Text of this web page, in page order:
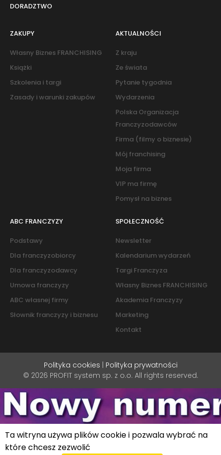
DORADZTWO
ZAKUPY
Własny Biznes FRANCHISING
Książki
Szkolenia i targi
Zasady i warunki zakupów
AKTUALNOŚCI
Z kraju
Ze świata
Pytanie tygodnia
Wydarzenia
Polska Organizacja
Franczyzodawców
Firma (filmy o biznesie)
Mój franchising
Moja firma
VIP ma firmę
Pomysł na biznes
ABC FRANCZYZY
Podstawy
Dla franczyzobiorcy
Dla franczyzodawcy
Umowa franczyzy
ABC własnej firmy
Słownik franczyzy i biznesu
SPOŁECZNOŚĆ
Newsletter
Kalendarium wydarzeń
Targi Franczyza
Własny Biznes FRANCHISING
Akademia Franczyzy
Marketing
Kontakt
Polityka cookies
Polityka prywatności
© 2026 PROFIT system sp. z o.o. All rights reserved.
Ta witryna używa plików cookie i pozwala wybrać na
które chcesz zezwolić